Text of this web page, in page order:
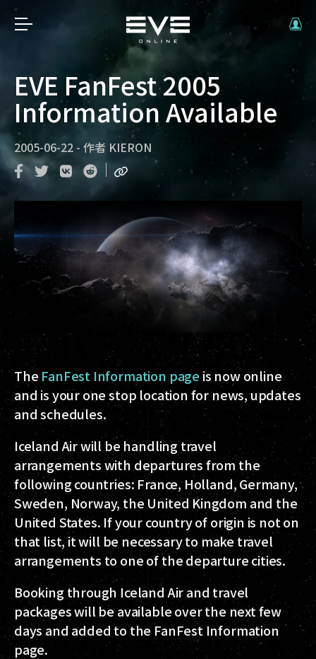
EVE FanFest 2005
Information Available
2005-06-22 - 作者 KIERON
TheFanFest Information page is now online
and is your one stop location for news, updates
and schedules.
Iceland Air will be handling travel
arrangements with departures from the
following countries: France, Holland, Germany,
Sweden, Norway, the United Kingdom and the
United States. If your country of origin is not on
that list, it will be necessary to make travel
arrangements to one of the departure cities.
Booking through Iceland Air and travel
packages will be available over the next few
days and added to the FanFest Information
page.